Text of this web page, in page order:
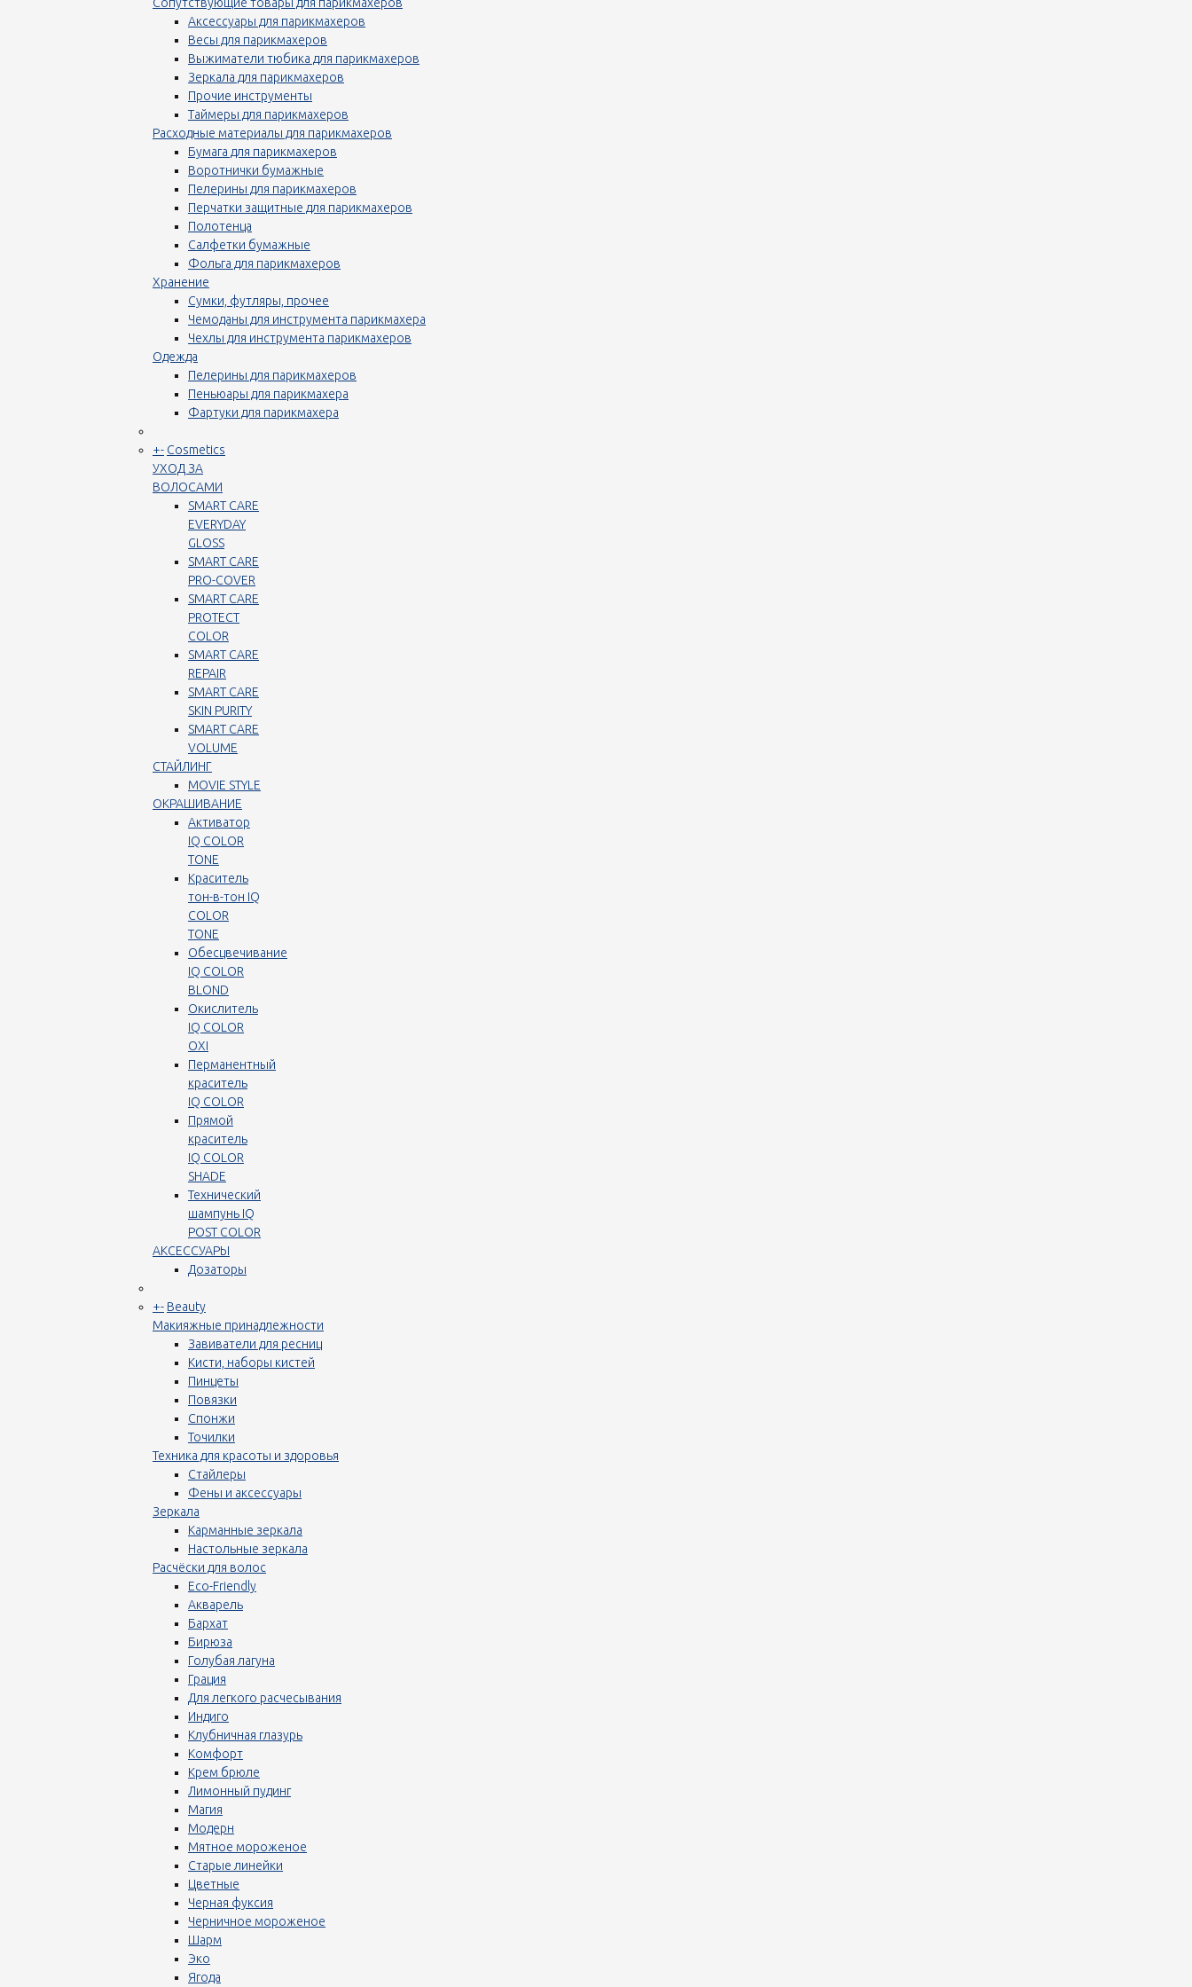
Аксессуары для парикмахеров
Весы для парикмахеров
Выжиматели тюбика для парикмахеров
Зеркала для парикмахеров
Прочие инструменты
Таймеры для парикмахеров
Расходные материалы для парикмахеров
Бумага для парикмахеров
Воротнички бумажные
Пелерины для парикмахеров
Перчатки защитные для парикмахеров
Полотенца
Салфетки бумажные
Фольга для парикмахеров
Хранение
Сумки, футляры, прочее
Чемоданы для инструмента парикмахера
Чехлы для инструмента парикмахеров
Одежда
Пелерины для парикмахеров
Пеньюары для парикмахера
Фартуки для парикмахера
+- Cosmetics
УХОД ЗА
ВОЛОСАМИ
SMART CARE
EVERYDAY
GLOSS
SMART CARE
PRO-COVER
SMART CARE
PROTECT
COLOR
SMART CARE
REPAIR
SMART CARE
SKIN PURITY
SMART CARE
VOLUME
СТАЙЛИНГ
MOVIE STYLE
ОКРАШИВАНИЕ
Активатор
IQ COLOR
TONE
Краситель
тон-в-тон IQ
COLOR
TONE
Обесцвечивание
IQ COLOR
BLOND
Окислитель
IQ COLOR
OXI
Перманентный
краситель
IQ COLOR
Прямой
краситель
IQ COLOR
SHADE
Технический
шампунь IQ
POST COLOR
АКСЕССУАРЫ
Дозаторы
+- Beauty
Макияжные принадлежности
Завиватели для ресниц
Кисти, наборы кистей
Пинцеты
Повязки
Спонжи
Точилки
Техника для красоты и здоровья
Стайлеры
Фены и аксессуары
Зеркала
Карманные зеркала
Настольные зеркала
Расчёски для волос
Eco-Friendly
Акварель
Бархат
Бирюза
Голубая лагуна
Грация
Для легкого расчесывания
Индиго
Клубничная глазурь
Комфорт
Крем брюле
Лимонный пудинг
Магия
Модерн
Мятное мороженое
Старые линейки
Цветные
Черная фуксия
Черничное мороженое
Шарм
Эко
Ягода